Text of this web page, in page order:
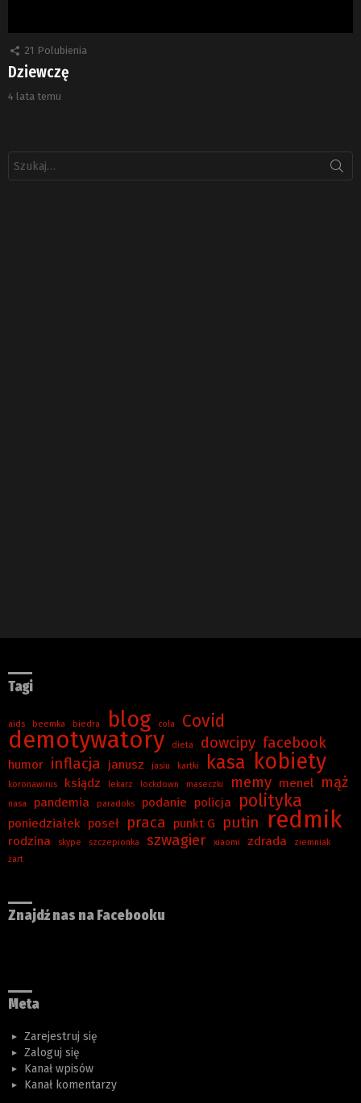
21 Polubienia
Dziewczę
4 lata temu
Tagi
aids beemka biedra blog cola Covid
demotywatory dieta dowcipy facebook
humor inflacja janusz jasiu kartki kasa kobiety
koronawirus ksiądz lekarz lockdown maseczki memy menel mąż
nasa pandemia paradoks podanie policja polityka
poniedziałek poseł praca punkt G putin redmik
rodzina skype szczepionka szwagier xiaomi zdrada
ziemniak
żart
Znajdź nas na Facebooku
Meta
Zarejestruj się
Zaloguj się
Kanał wpisów
Kanał komentarzy